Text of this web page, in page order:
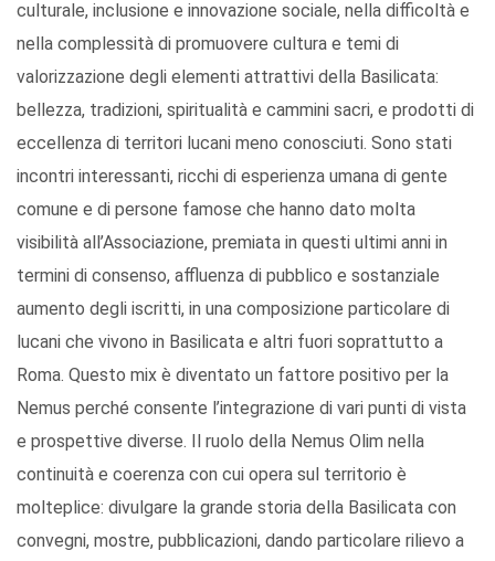
culturale, inclusione e innovazione sociale, nella difficoltà e
nella complessità di promuovere cultura e temi di
valorizzazione degli elementi attrattivi della Basilicata:
bellezza, tradizioni, spiritualità e cammini sacri, e prodotti di
eccellenza di territori lucani meno conosciuti. Sono stati
incontri interessanti, ricchi di esperienza umana di gente
comune e di persone famose che hanno dato molta
visibilità all’Associazione, premiata in questi ultimi anni in
termini di consenso, affluenza di pubblico e sostanziale
aumento degli iscritti, in una composizione particolare di
lucani che vivono in Basilicata e altri fuori soprattutto a
Roma. Questo mix è diventato un fattore positivo per la
Nemus perché consente l’integrazione di vari punti di vista
e prospettive diverse. Il ruolo della Nemus Olim nella
continuità e coerenza con cui opera sul territorio è
molteplice: divulgare la grande storia della Basilicata con
convegni, mostre, pubblicazioni, dando particolare rilievo a